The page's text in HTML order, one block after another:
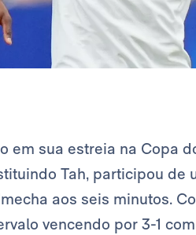
em sua estreia na Copa
Tah, participou de
aos seis minutos.
vencendo por 3-1